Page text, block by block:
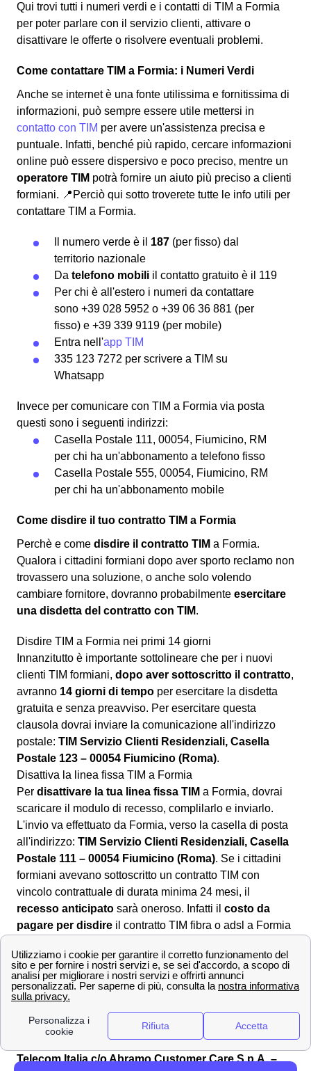
Qui trovi tutti i numeri verdi e i contatti di TIM a Formia
per poter parlare con il servizio clienti, attivare o
disattivare le offerte o risolvere eventuali problemi.
Come contattare TIM a Formia: i Numeri Verdi
Anche se internet è una fonte utilissima e fornitissima di
informazioni, può sempre essere utile mettersi in
contatto con TIM per avere un'assistenza precisa e
puntuale. Infatti, benché più rapido, cercare informazioni
online può essere dispersivo e poco preciso, mentre un
operatore TIM potrà fornire un aiuto più preciso a clienti
formiani. 📍Perciò qui sotto troverete tutte le info utili per
contattare TIM a Formia.
Il numero verde è il 187 (per fisso) dal
territorio nazionale
Da telefono mobili il contatto gratuito è il 119
Per chi è all'estero i numeri da contattare
sono +39 028 5952 o +39 06 36 881 (per
fisso) e +39 339 9119 (per mobile)
Entra nell'app TIM
335 123 7272 per scrivere a TIM su
Whatsapp
Invece per comunicare con TIM a Formia via posta
questi sono i seguenti indirizzi:
Casella Postale 111, 00054, Fiumicino, RM
per chi ha un'abbonamento a telefono fisso
Casella Postale 555, 00054, Fiumicino, RM
per chi ha un'abbonamento mobile
Come disdire il tuo contratto TIM a Formia
Perchè e come disdire il contratto TIM a Formia.
Qualora i cittadini formiani dopo aver sporto reclamo non
trovassero una soluzione, o anche solo volendo
cambiare fornitore, dovranno probabilmente esercitare
una disdetta del contratto con TIM.
Disdire TIM a Formia nei primi 14 giorni
Innanzitutto è importante sottolineare che per i nuovi
clienti TIM formiani, dopo aver sottoscritto il contratto,
avranno 14 giorni di tempo per esercitare la disdetta
gratuita e senza preavviso. Per esercitare questa
clausola dovrai inviare la comunicazione all'indirizzo
postale: TIM Servizio Clienti Residenziali, Casella
Postale 123 – 00054 Fiumicino (Roma).
Disattiva la linea fissa TIM a Formia
Per disattivare la tua linea fissa TIM a Formia, dovrai
scaricare il modulo di recesso, complilarlo e inviarlo.
L'invio va effettuato da Formia, verso la casella di posta
all'indirizzo: TIM Servizio Clienti Residenziali, Casella
Postale 111 – 00054 Fiumicino (Roma). Se i cittadini
formiani avevano sottoscritto un contratto TIM con
vincolo contrattuale di durata minima 24 mesi, il
recesso anticipato sarà oneroso. Infatti il costo da
pagare per disdire il contratto TIM fibra o adsl a Formia
sulrecesso della rete fissa TIMa Formia, scopri la guida
dedicata.
Disattivare la rete mobile TIM a Formia
TIM avrà 30 giorni per prenderla in carico
. La
raccomandata in questo caso va inviata all'indirizzo:
Telecom Italia c/o Abramo Customer Care S.p.A. –